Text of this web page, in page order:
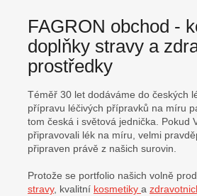
FAGRON obchod -
doplňky stravy a
prostředky
Téměř 30 let dodáváme do českých
přípravu léčivých přípravků na míru
tom česká i světová jednička. Pokud
připravovali lék na míru, velmi
připraven právě z našich surovin.
Protože se portfolio našich volně
stravy, kvalitní kosmetiky a